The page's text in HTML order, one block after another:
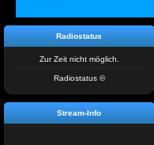
Radiostatus
Zur Zeit nicht möglich.
Radiostatus ©
Stream-Info